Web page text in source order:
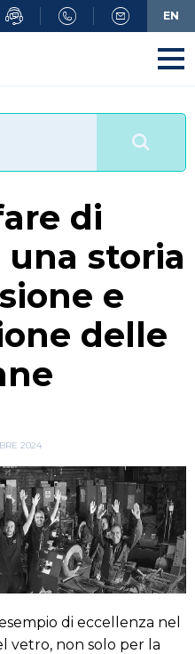
di
una storia
e
delle
2024
di eccellenza nel
vetro, non solo per la
EN